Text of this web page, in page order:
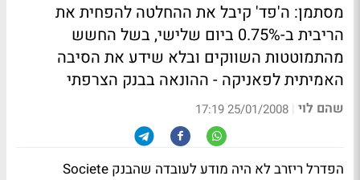
מסתמן: ה'פד' קיבל את ההחלטה להפחית את
הריבית ב-0.75% ביום שלישי, בשל החשש
מהתמוטטות השווקים ובלא שידע את הסיבה
האמיתית לפאניקה - ההונאה בבנק הצרפתי
שהם לוי |
25/01/2008 17:19
הפדרל ריזרב לא היה מודע לעובדה שהבנק Societe